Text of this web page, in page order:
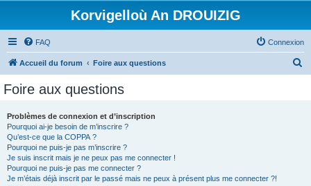
Korvigelloù An DROUIZIG
FAQ Connexion
Accueil du forum Foire aux questions
Foire aux questions
Problèmes de connexion et d’inscription
Pourquoi ai-je besoin de m’inscrire ?
Qu’est-ce que la COPPA ?
Pourquoi ne puis-je pas m’inscrire ?
Je suis inscrit mais je ne peux pas me connecter !
Pourquoi ne puis-je pas me connecter ?
Je m’étais déjà inscrit par le passé mais ne peux à présent plus me connecter ?!